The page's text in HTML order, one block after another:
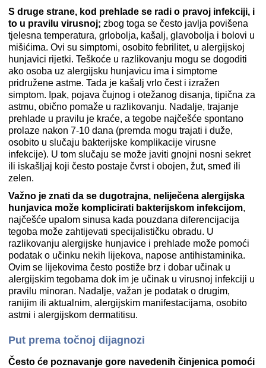
S druge strane, kod prehlade se radi o pravoj infekciji, i
to u pravilu virusnoj; zbog toga se često javlja povišena
tjelesna temperatura, grlobolja, kašalj, glavobolja i bolovi u
mišićima. Ovi su simptomi, osobito febrilitet, u alergijskoj
hunjavici rijetki. Teškoće u razlikovanju mogu se dogoditi
ako osoba uz alergijsku hunjavicu ima i simptome
pridružene astme. Tada je kašalj vrlo čest i izražen
simptom. Ipak, pojava čujnog i otežanog disanja, tipična za
astmu, obično pomaže u razlikovanju. Nadalje, trajanje
prehlade u pravilu je kraće, a tegobe najčešće spontano
prolaze nakon 7-10 dana (premda mogu trajati i duže,
osobito u slučaju bakterijske komplikacije virusne
infekcije). U tom slučaju se može javiti gnojni nosni sekret
ili iskašljaj koji često postaje čvrst i obojen, žut, smeđ ili
zelen.
Važno je znati da se dugotrajna, neliječena alergijska
hunjavica može komplicirati bakterijskom infekcijom,
najčešće upalom sinusa kada pouzdana diferencijacija
tegoba može zahtijevati specijalističku obradu. U
razlikovanju alergijske hunjavice i prehlade može pomoći
podatak o učinku nekih lijekova, napose antihistaminika.
Ovim se lijekovima često postiže brz i dobar učinak u
alergijskim tegobama dok im je učinak u virusnoj infekciji u
pravilu minoran. Nadalje, važan je podatak o drugim,
ranijim ili aktualnim, alergijskim manifestacijama, osobito
astmi i alergijskom dermatitisu.
Put prema točnoj dijagnozi
Često će poznavanje gore navedenih činjenica pomoći